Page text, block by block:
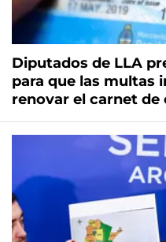
Diputados de LLA
para que las multas
renovar el carnet de